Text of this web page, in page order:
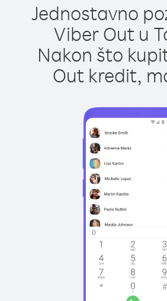
Jednostavno
Viber Out u
Nakon što
Out kredit,